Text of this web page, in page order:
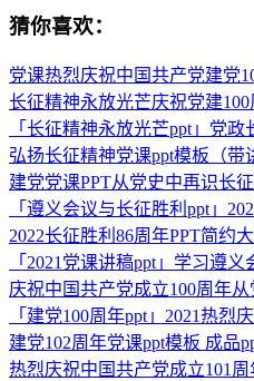
猜你喜欢：
党课热烈庆祝中国共产党建党
长征精神永放光芒庆祝党建
「长征精神永放光芒ppt」党
弘扬长征精神党课ppt模板（带
建党党课PPT从党史中再识长
「遵义会议与长征胜利ppt」
2022长征胜利86周年PPT简约
「2021党课讲稿ppt」学习遵
庆祝中国共产党成立100周年
「建党100周年ppt」2021热
建党102周年党课ppt模板 成品
热烈庆祝中国共产党成立101